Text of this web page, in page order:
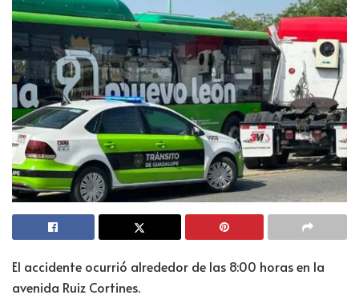
El accidente ocurrió alrededor de las 8:00 horas en la
avenida Ruiz Cortines.